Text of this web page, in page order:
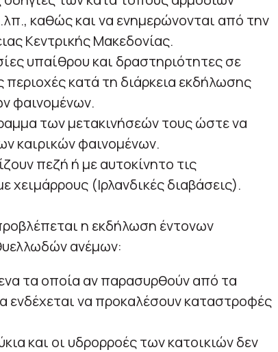
καθώς και να ενημερώνονται από την
Κεντρικής Μακεδονίας.
υπαίθρου και δραστηριότητες σε
περιοχές κατά τη διάρκεια εκδήλωσης
φαινομένων.
των μετακινήσεών τους ώστε να
καιρικών φαινομένων.
πεζή ή με αυτοκίνητο τις
(Ιρλανδικές διαβάσεις).
η εκδήλωση έντονων
ανέμων:
τα οποία αν παρασυρθούν από τα
ενδέχεται να προκαλέσουν καταστροφές
και οι υδρορροές των κατοικιών δεν